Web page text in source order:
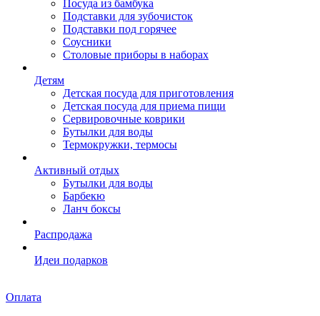
Посуда из бамбука
Подставки для зубочисток
Подставки под горячее
Соусники
Столовые приборы в наборах
Детям
Детская посуда для приготовления
Детская посуда для приема пищи
Сервировочные коврики
Бутылки для воды
Термокружки, термосы
Активный отдых
Бутылки для воды
Барбекю
Ланч боксы
Распродажа
Идеи подарков
Оплата